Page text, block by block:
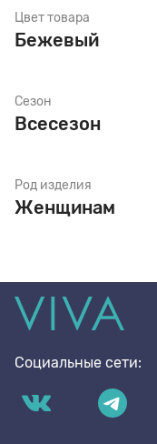
Цвет товара
Бежевый
Сезон
Всесезон
Род изделия
Женщинам
Социальные сети:
Стельки
Шнурки